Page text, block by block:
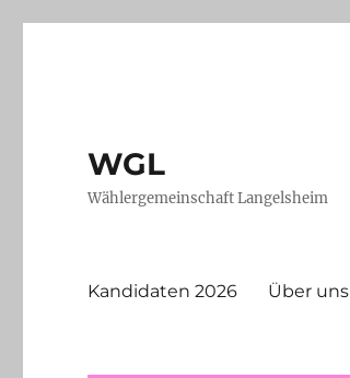
WGL
Wählergemeinschaft Langelsheim
Kandidaten 2026 Über uns